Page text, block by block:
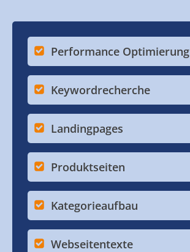
Performance Optimierung
Keywordrecherche
Landingpages
Produktseiten
Kategorieaufbau
Webseitentexte